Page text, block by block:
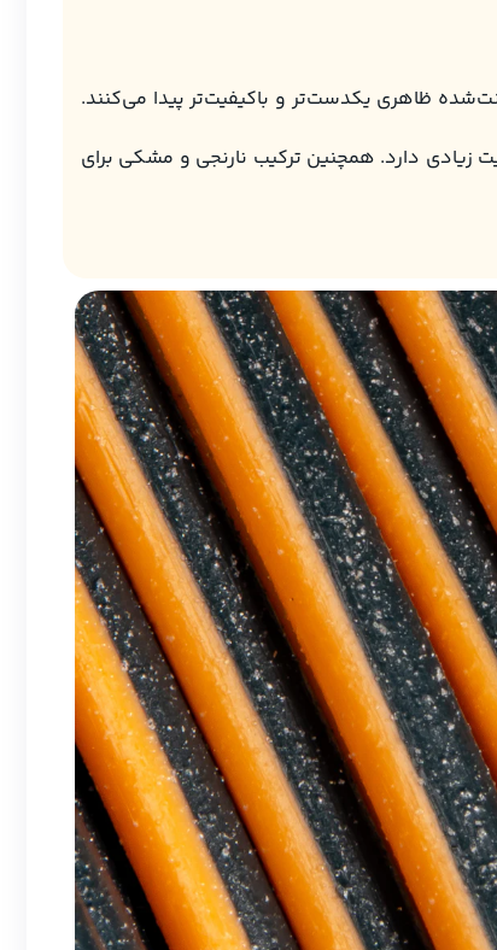
ظاهری یکدست‌تر و باکیفیت‌تر پیدا می‌کنند.
زیادی دارد. همچنین ترکیب نارنجی و مشکی برای